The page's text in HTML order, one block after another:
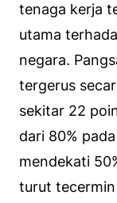
tenaga kerja
utama
negara.
tergerus
sekitar 22
dari 80%
mendekati
turut